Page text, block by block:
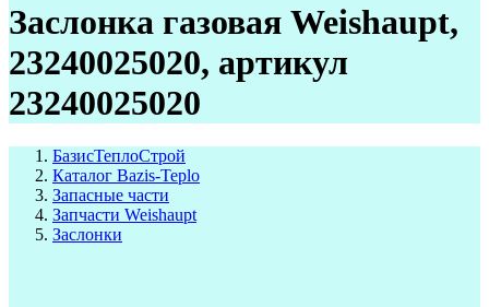
Заслонка газовая Weishaupt,
23240025020, артикул
23240025020
БазисТеплоСтрой
Каталог Bazis-Teplo
Запасные части
Запчасти Weishaupt
Заслонки